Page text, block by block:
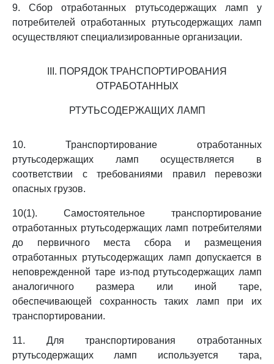
9. Сбор отработанных ртутьсодержащих ламп у
потребителей отработанных ртутьсодержащих ламп
осуществляют специализированные организации.
III. ПОРЯДОК ТРАНСПОРТИРОВАНИЯ
ОТРАБОТАННЫХ
РТУТЬСОДЕРЖАЩИХ ЛАМП
10. Транспортирование отработанных
ртутьсодержащих ламп осуществляется в
соответствии с требованиями правил перевозки
опасных грузов.
10(1). Самостоятельное транспортирование
отработанных ртутьсодержащих ламп потребителями
до первичного места сбора и размещения
отработанных ртутьсодержащих ламп допускается в
неповрежденной таре из-под ртутьсодержащих ламп
аналогичного размера или иной таре,
обеспечивающей сохранность таких ламп при их
транспортировании.
11. Для транспортирования отработанных
ртутьсодержащих ламп используется тара,